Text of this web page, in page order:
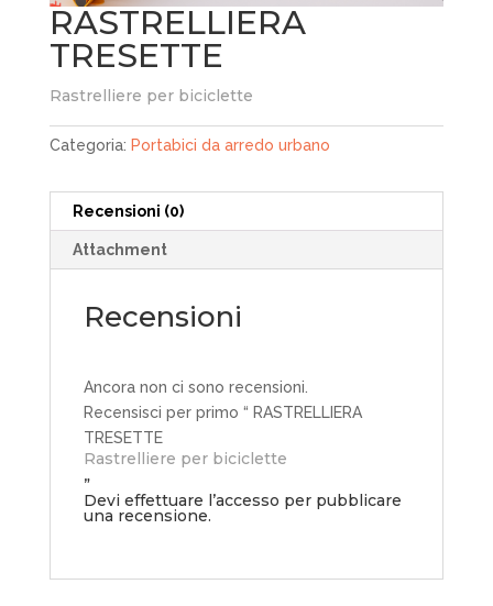
RASTRELLIERA
TRESETTE
Rastrelliere per biciclette
Categoria: Portabici da arredo urbano
Recensioni (0)
Attachment
Recensioni
Ancora non ci sono recensioni.
Recensisci per primo “ RASTRELLIERA
TRESETTE
Rastrelliere per biciclette
”
Devi effettuare l’accesso per pubblicare
una recensione.